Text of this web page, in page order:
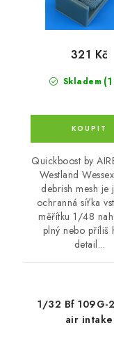
Skladem
321 Kč
Quickboost by
Westland
debrish mesh je
ochranná síťka
měřítku 1/48
plný nebo příliš
detail...
1/32 Bf
air intake